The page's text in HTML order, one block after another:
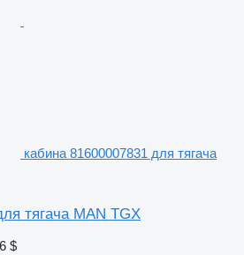
кабина 81600007831 для тягача
тягача MAN TGX
$